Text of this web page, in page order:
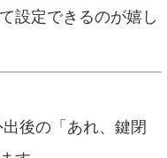
設定できるのが嬉し
後の「あれ、鍵閉